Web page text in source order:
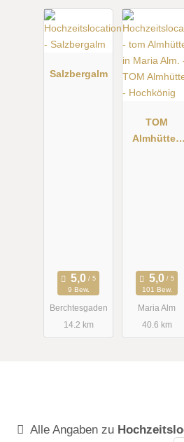
Salzbergalm
9 Bew.
Berchtesgaden
14.2 km
TOM
Almhütte -
101 Bew.
Maria Alm
40.6 km
Alle Angaben zu